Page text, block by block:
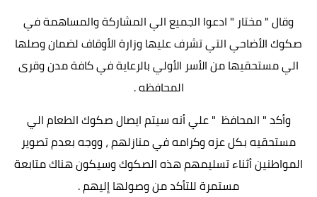
وقال " مختار " ادعوا الجميع الي المشاركة والمساهمة في
صكوك الأضاحي التي تشرف عليها وزارة الأوقاف لضمان وصلها
الي مستحقيها من الأسر الأولي بالرعاية في كافة مدن وقرى
المحافظه .
وأكد " المحافظ " علي أنه سيتم ايصال صكوك الطعام الي
مستحقيه بكل عزه وكرامه في منازلهم ، ووجه بعدم تصوير
المواطنين أثناء تسليمهم هذه الصكوك وسيكون هناك متابعة
مستمرة للتأكد من وصولها إليهم .